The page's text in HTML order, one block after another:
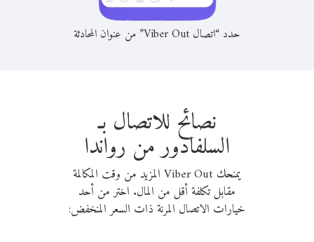
حدد “اتصال Viber Out” من عنوان المحادثة
نصائح للاتصال بـ
السلفادور من رواندا
يمنحك Viber Out المزيد من وقت المكالمة
مقابل تكلفة أقل من المال. اختر من أحد
خيارات الاتصال المرنة ذات السعر المنخفض: